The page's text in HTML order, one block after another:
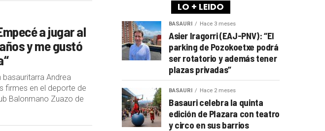
a jugar al
y me gustó
Andrea
firmes en el deporte de
Balonmano Zuazo de
LO + LEIDO
BASAURI Hace 3 meses
Asier Iragorri (EAJ-PNV): “El
parking de Pozokoetxe podrá
ser rotatorio y además tener
plazas privadas”
BASAURI Hace 2 meses
Basauri celebra la quinta
edición de Plazara con teatro
y circo en sus barrios